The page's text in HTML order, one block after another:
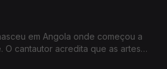
em Angola onde começou a
O cantautor acredita que as artes